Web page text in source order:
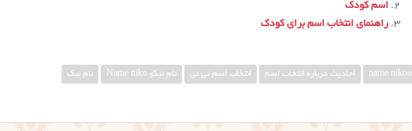
اسم کودک
راهنمای انتخاب اسم برای کودک
name nikoo احادیث درباره انتخاب اسم انتخاب اسم نی نی نام نيكو Name niko نام نیک